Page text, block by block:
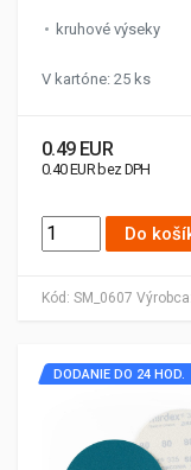
Kód: SM_0607 Výrobca:
kruhové výseky
V kartóne: 25 ks
0.49 EUR
0.40 EUR bez DPH
Do
DODANIE DO 24 HOD.